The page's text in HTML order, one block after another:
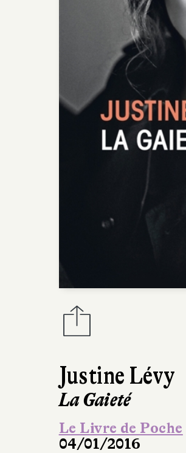
Justine Lévy
La Gaieté
Le Livre de Poche
04/01/2016